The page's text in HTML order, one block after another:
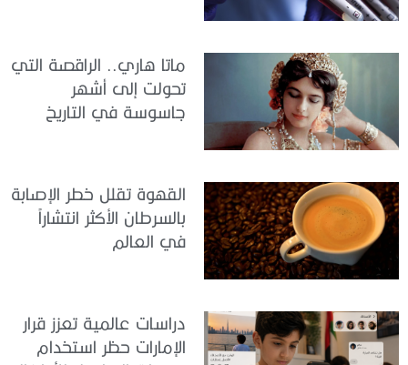
ماتا هاري.. الراقصة التي
تحولت إلى أشهر
جاسوسة في التاريخ
القهوة تقلل خطر الإصابة
بالسرطان الأكثر انتشاراً
في العالم
دراسات عالمية تعزز قرار
الإمارات حظر استخدام